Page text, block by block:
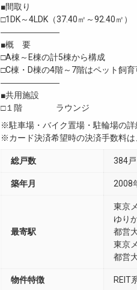
■間取り
□1DK～4LDK（37.40㎡～92.40㎡）
―――――――
■概 要
□A棟～E棟の計5棟から構成
□C棟・D棟の4階～7階はペット飼
―――――――
■共用施設
□１階 ラウンジ
※駐車場・バイク置場・駐輪場の詳
※カード決済希望時の決済手数料は
総戸数 384戸
築年月 2008
最寄駅
東京
ゆり
都営
東京
都営
物件特徴 REIT